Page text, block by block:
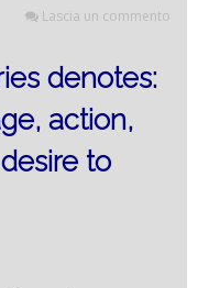
Lascia un commento
denotes:
action,
to